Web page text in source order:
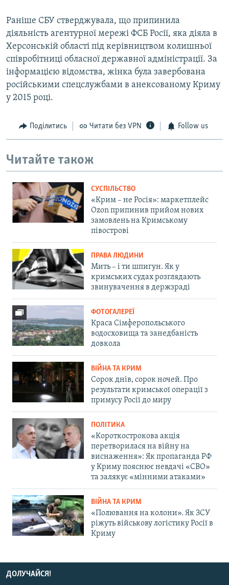
Раніше СБУ стверджувала, що припинила
діяльність агентурної мережі ФСБ Росії, яка діяла в
Херсонській області під керівництвом колишньої
співробітниці обласної державної адміністрації. За
інформацією відомства, жінка була завербована
російськими спецслужбами в анексованому Криму
у 2015 році.
Поділитись Читати без VPN Follow us
Читайте також
СУСПІЛЬСТВО
«Крим – не Росія»: маркетплейс
Ozon припинив прийом нових
замовлень на Кримському
півострові
ПРАВА ЛЮДИНИ
Мить – і ти шпигун. Як у
кримських судах розглядають
звинувачення в держзраді
ФОТОГАЛЕРЕЇ
Краса Сімферопольського
водосховища та занедбаність
довкола
ВІЙНА ТА КРИМ
Сорок днів, сорок ночей. Про
результати кримської операції з
примусу Росії до миру
ПОЛІТИКА
«Короткострокова акція
перетворилася на війну на
виснаження»: Як пропаганда РФ
у Криму пояснює невдачі «СВО»
та залякує «мінними атаками»
ВІЙНА ТА КРИМ
«Полювання на колони». Як ЗСУ
ріжуть військову логістику Росії в
Криму
ДОЛУЧАЙСЯ!